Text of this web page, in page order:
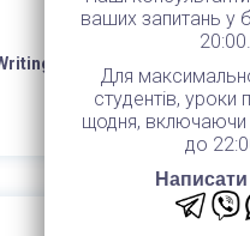
является самым
ваших запитань у
20:00.
Для
студентів, уроки
щодня, включаючи
до